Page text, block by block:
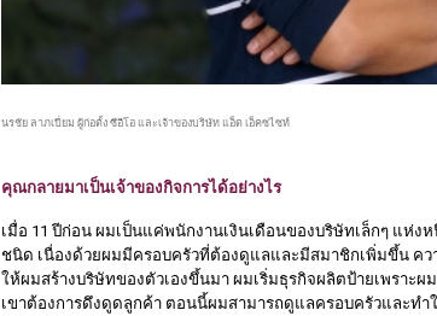
นรชัย ลาภเปี่ยม ผู้ก่อตั้ง ซีอีโอ และเจ้าของบริษัท แอ็ด เอ็คซไซท์
คุณกลายมาเป็นเจ้าของกิจการได้อย่างไร
เมื่อ 11 ปีก่อน ผมเป็นแค่พนักงานเงินเดือนของบริษัทเล็กๆ แห่ง
ชนิด เนื่องด้วยผมมีครอบครัวที่ต้องดูแลและมีสมาชิกเพิ่มขึ้น ค
ให้ผมสร้างบริษัทของตัวเองขึ้นมา ผมเริ่มธุรกิจผลิตป้ายเพราะผ
เขาต้องการดึงดูดลูกค้า ตอนนี้ผมสามารถดูแลครอบครัวและท